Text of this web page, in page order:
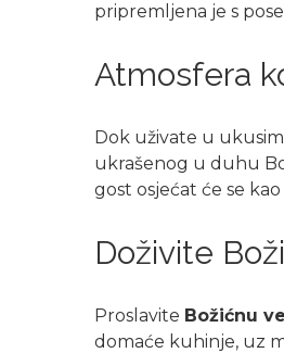
pripremljena je s
Atmosfera
Dok uživate u
ukrašenog u duhu
gost osjećat će se
Doživite
Proslavite Božićnu
domaće kuhinje, uz